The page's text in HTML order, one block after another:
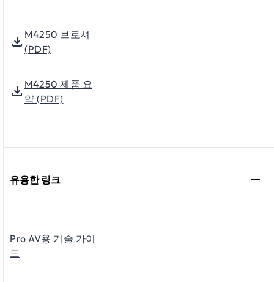
M4250 브로셔
(PDF)
M4250 제품 요
약 (PDF)
유용한 링크
Pro AV용 기술 가이
드